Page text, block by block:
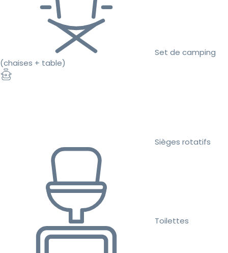
Set de camping
(chaises + table)
Sièges rotatifs
Toilettes